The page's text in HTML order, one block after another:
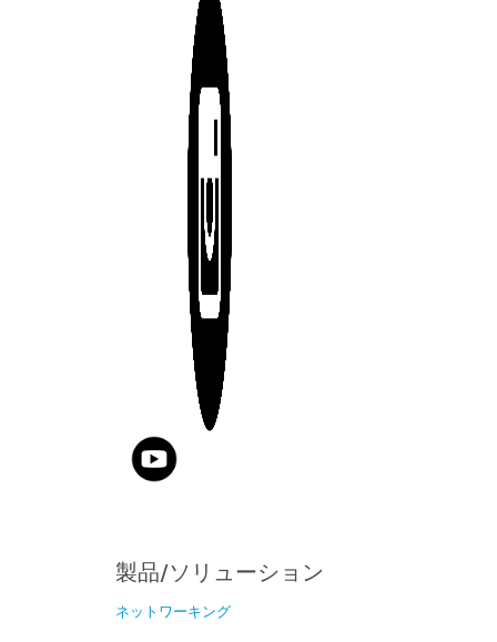
製品/ソリューション
ネットワーキング